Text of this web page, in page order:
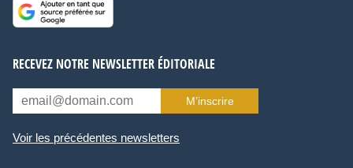
RECEVEZ NOTRE NEWSLETTER ÉDITORIALE
M’inscrire
Voir les précédentes newsletters